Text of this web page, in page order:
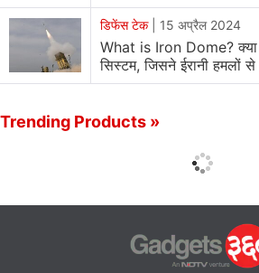
डिफेंस टेक| 15 अप्रैल 2024
What is Iron Dome?
सिस्‍टम, जिसने ईरानी हमलों से
Trending Products »